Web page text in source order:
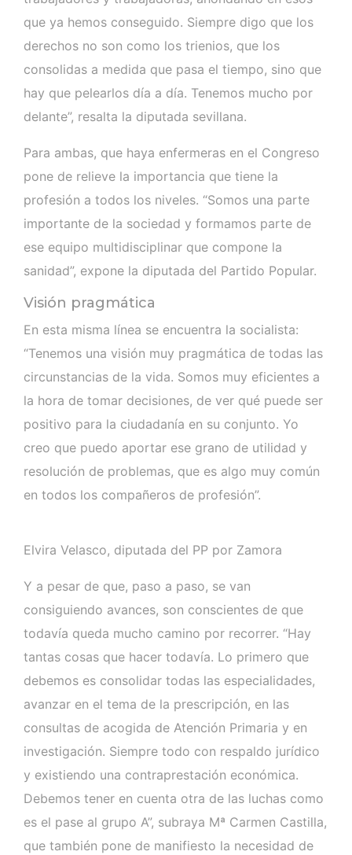
que ya hemos conseguido. Siempre digo que los
derechos no son como los trienios, que los
consolidas a medida que pasa el tiempo, sino que
hay que pelearlos día a día. Tenemos mucho por
delante”, resalta la diputada sevillana.
Para ambas, que haya enfermeras en el Congreso
pone de relieve la importancia que tiene la
profesión a todos los niveles. “Somos una parte
importante de la sociedad y formamos parte de
ese equipo multidisciplinar que compone la
sanidad”, expone la diputada del Partido Popular.
Visión pragmática
En esta misma línea se encuentra la socialista:
“Tenemos una visión muy pragmática de todas las
circunstancias de la vida. Somos muy eficientes a
la hora de tomar decisiones, de ver qué puede ser
positivo para la ciudadanía en su conjunto. Yo
creo que puedo aportar ese grano de utilidad y
resolución de problemas, que es algo muy común
en todos los compañeros de profesión”.
Elvira Velasco, diputada del PP por Zamora
Y a pesar de que, paso a paso, se van
consiguiendo avances, son conscientes de que
todavía queda mucho camino por recorrer. “Hay
tantas cosas que hacer todavía. Lo primero que
debemos es consolidar todas las especialidades,
avanzar en el tema de la prescripción, en las
consultas de acogida de Atención Primaria y en
investigación. Siempre todo con respaldo jurídico
y existiendo una contraprestación económica.
Debemos tener en cuenta otra de las luchas como
es el pase al grupo A”, subraya Mª Carmen Castilla,
que también pone de manifiesto la necesidad de